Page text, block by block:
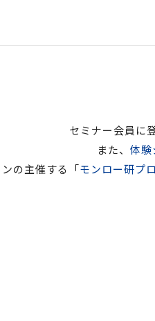
セミナー会員に
また、 体験
の主催する「モンロー研プ